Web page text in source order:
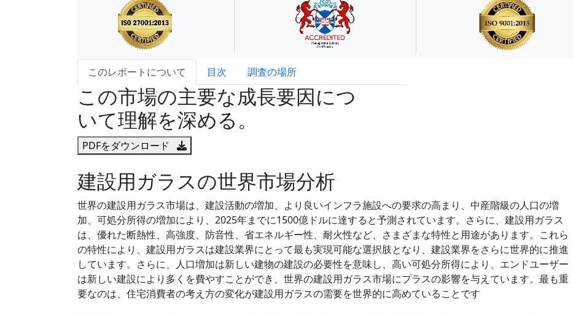
このレポートについて 目次 調査の場所
この市場の主要な成長要因につ
いて理解を深める。
PDFをダウンロード
建設用ガラスの世界市場分析
世界の建設用ガラス市場は、建設活動の増加、より良いインフラ施設への要求の高まり、中産階級の人口の増
加、可処分所得の増加により、2025年までに1500億ドルに達すると予測されています。さらに、建設用ガラス
は、優れた断熱性、高強度、防音性、省エネルギー性、耐火性など、さまざまな特性と用途があります。これら
の特性により、建設用ガラスは建設業界にとって最も実現可能な選択肢となり、建設業界をさらに世界的に推進
しています。さらに、人口増加は新しい建物の建設の必要性を意味し、高い可処分所得により、エンドユーザー
は新しい建設により多くを費やすことができ、世界の建設用ガラス市場にプラスの影響を与えています。最も重
要なのは、住宅消費者の考え方の変化が建設用ガラスの需要を世界的に高めていることです